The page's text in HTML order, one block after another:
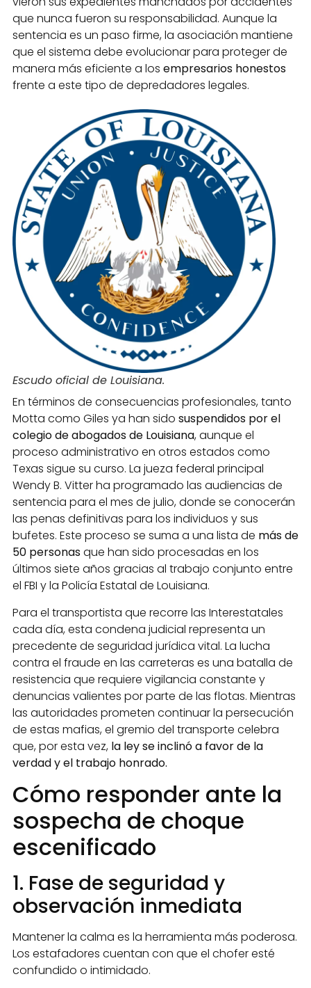
que nunca fueron su responsabilidad. Aunque la
sentencia es un paso firme, la asociación mantiene
que el sistema debe evolucionar para proteger de
manera más eficiente a los empresarios honestos
frente a este tipo de depredadores legales.
Escudo oficial de Louisiana.
En términos de consecuencias profesionales, tanto
Motta como Giles ya han sido suspendidos por el
colegio de abogados de Louisiana, aunque el
proceso administrativo en otros estados como
Texas sigue su curso. La jueza federal principal
Wendy B. Vitter ha programado las audiencias de
sentencia para el mes de julio, donde se conocerán
las penas definitivas para los individuos y sus
bufetes. Este proceso se suma a una lista de más de
50 personasque han sido procesadas en los
últimos siete años gracias al trabajo conjunto entre
el FBI y la Policía Estatal de Louisiana.
Para el transportista que recorre las Interestatales
cada día, esta condena judicial representa un
precedente de seguridad jurídica vital. La lucha
contra el fraude en las carreteras es una batalla de
resistencia que requiere vigilancia constante y
denuncias valientes por parte de las flotas. Mientras
las autoridades prometen continuar la persecución
de estas mafias, el gremio del transporte celebra
que, por esta vez, la ley se inclinó a favor de la
verdad y el trabajo honrado.
Cómo responder ante la
sospecha de choque
escenificado
1. Fase de seguridad y
observación inmediata
Mantener la calma es la herramienta más poderosa.
Los estafadores cuentan con que el chofer esté
confundido o intimidado.